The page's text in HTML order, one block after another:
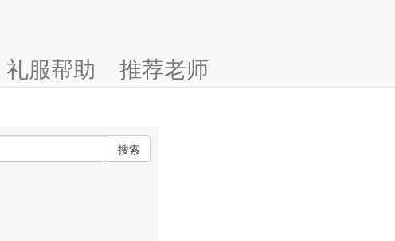
礼服帮助 推荐老师
搜索